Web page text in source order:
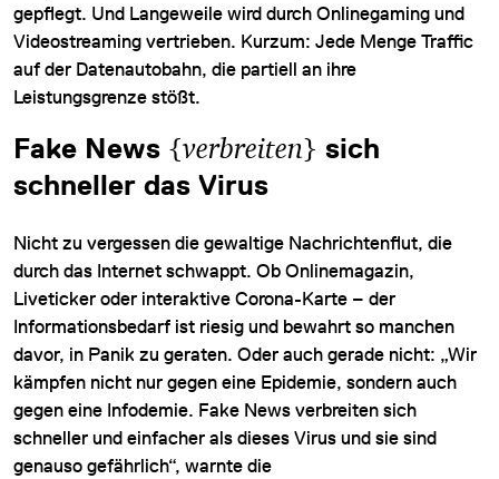
gepflegt. Und Langeweile wird durch Onlinegaming und
Videostreaming vertrieben. Kurzum: Jede Menge Traffic
auf der Datenautobahn, die partiell an ihre
Leistungsgrenze stößt.
Fake News {verbreiten} sich
schneller das Virus
Nicht zu vergessen die gewaltige Nachrichtenflut, die
durch das Internet schwappt. Ob Onlinemagazin,
Liveticker oder interaktive Corona-Karte – der
Informationsbedarf ist riesig und bewahrt so manchen
davor, in Panik zu geraten. Oder auch gerade nicht: „Wir
kämpfen nicht nur gegen eine Epidemie, sondern auch
gegen eine Infodemie. Fake News verbreiten sich
schneller und einfacher als dieses Virus und sie sind
genauso gefährlich“, warnte die